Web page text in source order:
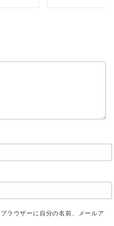
ラウザーに自分の名前、メールア